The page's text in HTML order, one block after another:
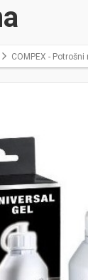
COMPEX - Potrošni